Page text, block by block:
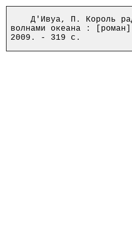
Д'Ивуа, П. Король
волнами океана :
2009. - 319 с.